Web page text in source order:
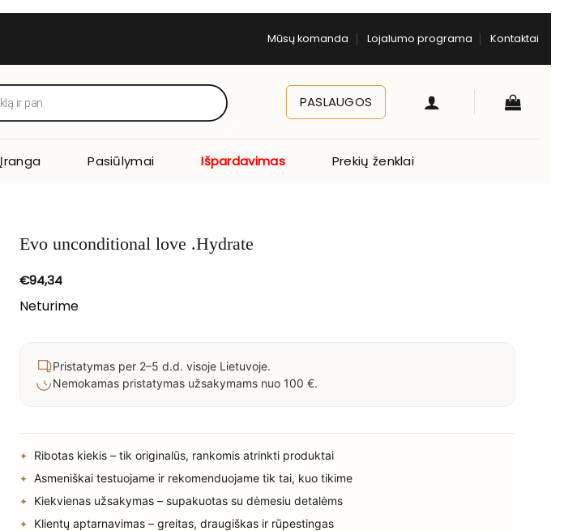
Mūsų komanda Lojalumo programa Kontaktai
PASLAUGOS
Įranga Pasiūlymai Išpardavimas Prekių ženklai
Evo unconditional love .Hydrate
€94,34
Neturime
Pristatymas per 2–5 d.d. visoje Lietuvoje.
Nemokamas pristatymas užsakymams nuo 100 €.
Ribotas kiekis – tik originalūs, rankomis atrinkti produktai
Asmeniškai testuojame ir rekomenduojame tik tai, kuo tikime
Kiekvienas užsakymas – supakuotas su dėmesiu detalėms
Klientų aptarnavimas – greitas, draugiškas ir rūpestingas